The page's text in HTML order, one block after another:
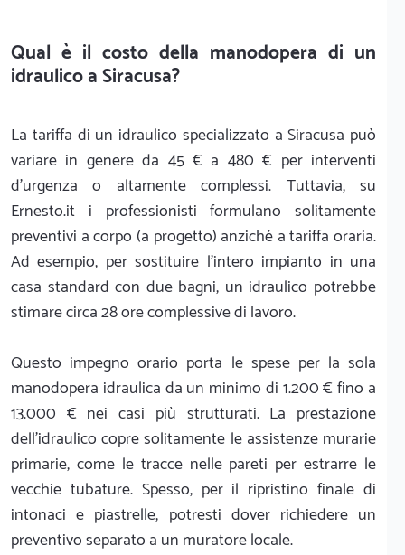
Qual è il costo della manodopera di un
idraulico a Siracusa?
La tariffa di un idraulico specializzato a Siracusa può
variare in genere da 45 € a 480 € per interventi
d'urgenza o altamente complessi. Tuttavia, su
Ernesto.it i professionisti formulano solitamente
preventivi a corpo (a progetto) anziché a tariffa oraria.
Ad esempio, per sostituire l'intero impianto in una
casa standard con due bagni, un idraulico potrebbe
stimare circa 28 ore complessive di lavoro.
Questo impegno orario porta le spese per la sola
manodopera idraulica da un minimo di 1.200 € fino a
13.000 € nei casi più strutturati. La prestazione
dell'idraulico copre solitamente le assistenze murarie
primarie, come le tracce nelle pareti per estrarre le
vecchie tubature. Spesso, per il ripristino finale di
intonaci e piastrelle, potresti dover richiedere un
preventivo separato a un muratore locale.